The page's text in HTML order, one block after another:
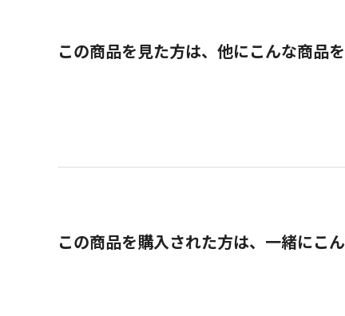
この商品を見た方は、他にこんな商品
この商品を購入された方は、一緒にこ